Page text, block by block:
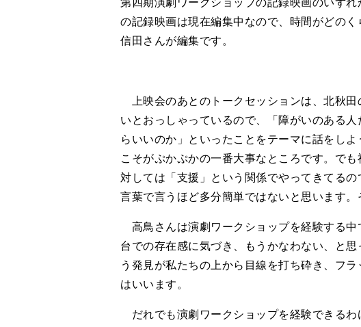
第四期演劇ワークショップの記録映画のいず
の記録映画は現在編集中なので、時間がどの
信田さんが編集です。
上映会のあとのトークセッションは、北秋田
いとおっしゃっているので、「障がいのある
らいいのか」といったことをテーマに話をし
こそがぷかぷかの一番大事なところです。で
対しては「支援」という関係でやってきてる
言葉で言うほど多分簡単ではないと思います。
高鳥さんは演劇ワークショップを経験する
台での存在感に気づき、もうかなわない、と
う発見が私たちの上から目線を打ち砕き、フ
はいいます。
だれでも演劇ワークショップを経験できるわ